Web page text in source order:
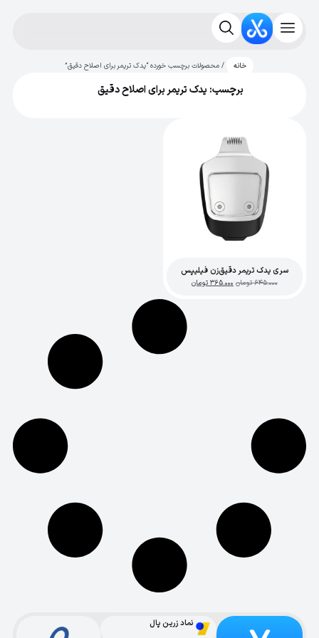
خانه / محصولات برچسب خورده “یدک تریمر برای اصلاح دقیق”
برچسب: یدک تریمر برای اصلاح دقیق
سری یدک تریمر دقیق‌زن فیلیپس
645.000 تومان 365.000 تومان
نماد زرین پال